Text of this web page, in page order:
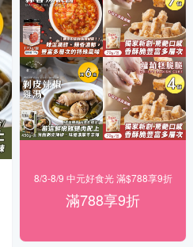
8/3-8/9 中元好食光 滿$788享9折
滿788享9折